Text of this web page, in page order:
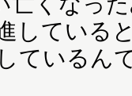
している
ているん